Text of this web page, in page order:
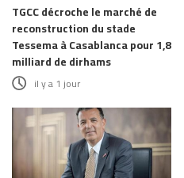
TGCC décroche le marché de
reconstruction du stade
Tessema à Casablanca pour 1,8
milliard de dirhams
il y a 1 jour